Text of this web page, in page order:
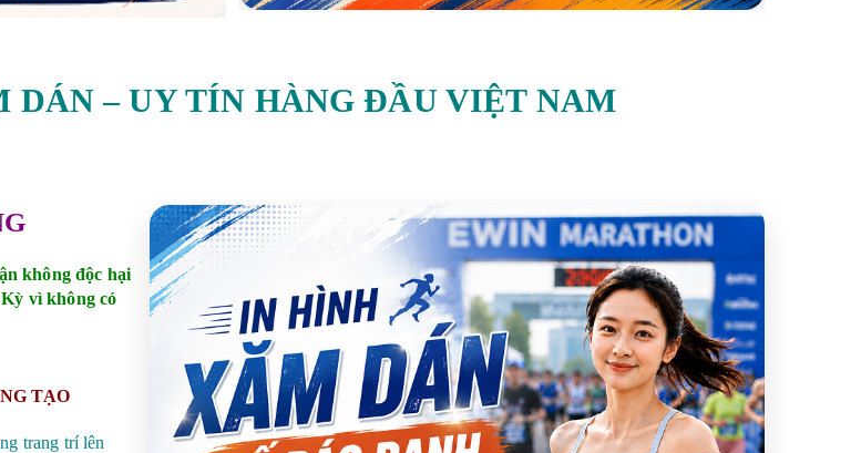
DÁN – UY TÍN HÀNG ĐẦU VIỆT NAM
không độc hại
vì không có
TẠO
trang trí lên